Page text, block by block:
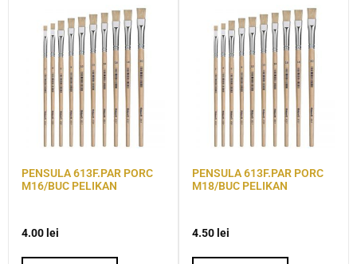
PENSULA 613F.PAR PORC
M16/BUC PELIKAN
4.00 lei
PENSULA 613F.PAR PORC
M18/BUC PELIKAN
4.50 lei